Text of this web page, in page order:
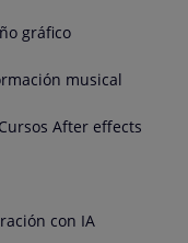
gráfico
musical
Cursos After effects
con IA